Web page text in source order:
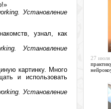
Установление
узнал, как
Установление
картинку. Много
и использовать
Установление
27 июля